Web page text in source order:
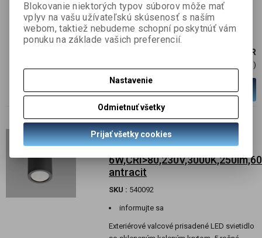
pre univerzálne použitie s päticami E27 a je
pripravené priamo na 230V. Dodávané bez
svetelného zdroja.
168,51 EUR
137 EUR (Cena)
Pridať do košíka
Exteriérové LED svietidlo,
prisadené, valec,
antracit
SKU : 540092
informujte sa
Exteriérové valcové prisadené LED svietidlo
Blokovanie niektorých typov súborov môže mať
vplyv na vašu užívateľskú skúsenosť s naším
webom, taktiež nebudeme schopní poskytnúť vám
ponuku na základe vašich preferencií.
Nastavenie
Odmietnuť všetky
Prijať všetky cookies